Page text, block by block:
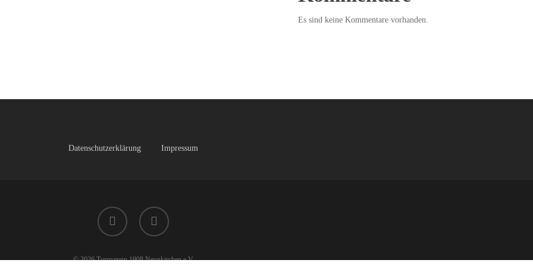
Es sind keine Kommentare vorhanden.
Datenschutzerklärung Impressum
facebook instagram
© 2026 Turnverein 1908 Neunkirchen e.V.